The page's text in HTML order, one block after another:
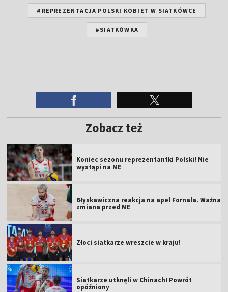
#REPREZENTACJA POLSKI KOBIET W SIATKÓWCE
#SIATKÓWKA
Zobacz też
Koniec sezonu reprezentantki Polski! Nie
wystąpi na ME
Błyskawiczna reakcja na apel Fornala. Ważna
zmiana przed ME
Złoci siatkarze wreszcie w kraju!
Siatkarze utknęli w Chinach! Powrót
opóźniony